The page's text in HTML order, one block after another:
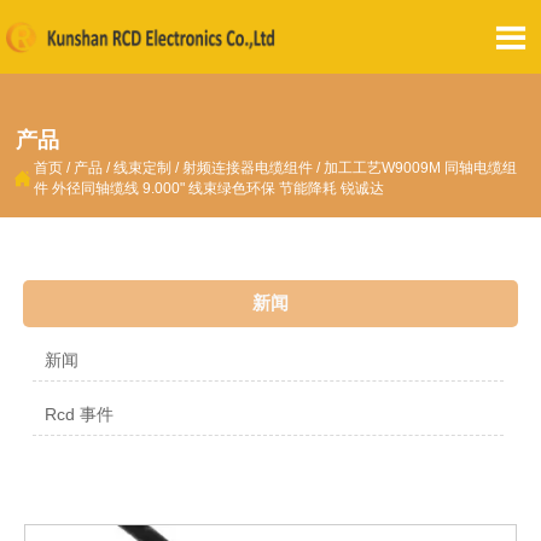

产品
 首页 / 产品 /线束定制 / 射频连接器电缆组件 / 加工工艺W9009M 同轴电缆组
件 外径同轴缆线 9.000" 线束绿色环保 节能降耗 锐诚达
新闻
新闻
Rcd 事件